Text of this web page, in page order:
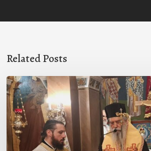
Related Posts
Ιερά
Παράκληση
στον
Ι.Ν.
Κοιμήσεως